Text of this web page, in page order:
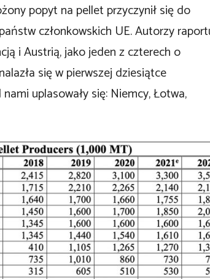
popyt na pellet przyczynił się do
członkowskich UE. Autorzy
i Austrią, jako jeden z czterech o
się w pierwszej dziesiątce
uplasowały się: Niemcy, Łotwa,